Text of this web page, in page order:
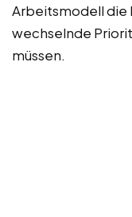
Arbeitsmodell die
wechselnde
müssen.